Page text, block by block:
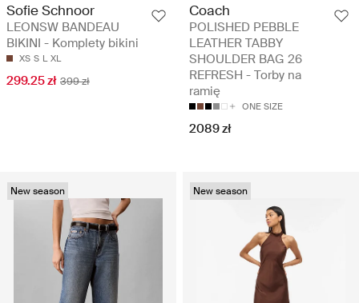
Sofie Schnoor
LEONSW BANDEAU
BIKINI - Komplety bikini
XS S L XL
299.25 zł 399 zł
Coach
POLISHED PEBBLE
LEATHER TABBY
SHOULDER BAG 26
REFRESH - Torby na
ramię
ONE SIZE
2089 zł
New season New season